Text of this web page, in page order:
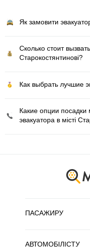
Як замовити
Сколько стоит
Старокостянтинові?
Как выбрать лучшие
Какие опции посадки
эвакуатора в місті
ПАСАЖИРУ
АВТОМОБІЛІСТУ